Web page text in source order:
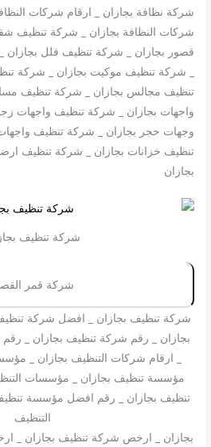
شركة نظافة بجازان _ ارقام شركات
شركات النظافة بجازان _ شركة تنظيف
قصور بجازان _ شركة تنظيف فلل بجازان
_ شركة تنظيف موكيت بجازان _ شركة
تنظيف مجالس بجازان _ شركة تنظيف
واجهات بجازان _ شركة تنظيف واجهات
وجهات حجر بجازان _ شركة تنظيف
تنظيف خزانات بجازان _ شركة تنظيف
بجازان
شركة تنظيف
شركة قمر
شركة تنظيف بجازان _ افضل شركة
بجازان _ رقم شركة تنظيف بجازان _
_ ارقام شركات التنظيف بجازان _
مؤسسة تنظيف بجازان _ مؤسسات
تنظيف بجازان _ رقم افضل مؤسسة
التنظيف
بجازان _ ارخص شركة تنظيف بجازان _